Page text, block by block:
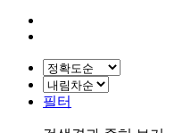
필터